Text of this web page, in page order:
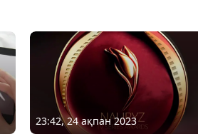
23:42, 24 ақпан 2023